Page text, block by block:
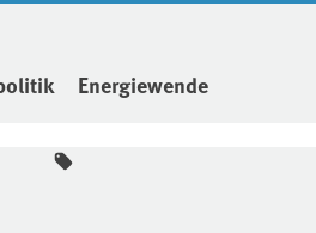
Energiewende